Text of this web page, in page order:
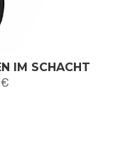
IM SCHACHT
€Preisspanne: